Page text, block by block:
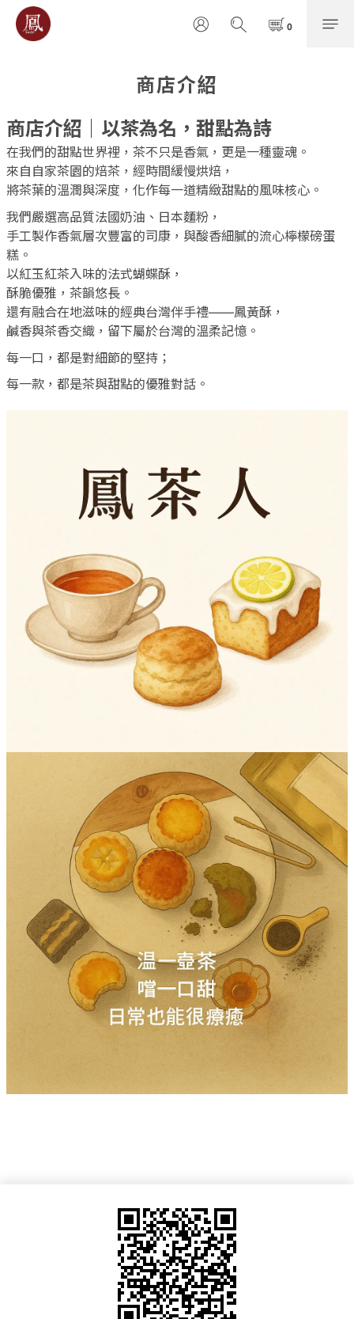
商店介紹
商店介紹｜以茶為名，甜點為詩
在我們的甜點世界裡，茶不只是香氣，更是一種靈魂。
來自自家茶園的焙茶，經時間緩慢烘焙，
將茶葉的溫潤與深度，化作每一道精緻甜點的風味核心。
我們嚴選高品質法國奶油、日本麵粉，
手工製作香氣層次豐富的司康，與酸香細膩的流心檸檬磅蛋
糕。
以紅玉紅茶入味的法式蝴蝶酥，
酥脆優雅，茶韻悠長。
還有融合在地滋味的經典台灣伴手禮——鳳黃酥，
鹹香與茶香交織，留下屬於台灣的溫柔記憶。
每一口，都是對細節的堅持；
每一款，都是茶與甜點的優雅對話。